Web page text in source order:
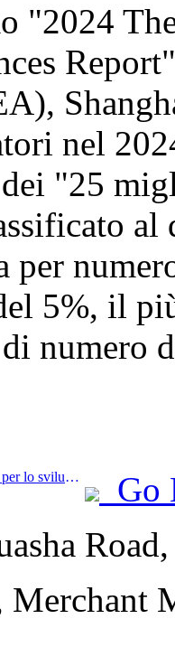
"2024
nel
"25
per
5%, il
numero
Prev:La Commissione nazionale per lo sviluppo e la riforma ha pubblicato il primo lotto di 49 destinazioni sportive all'aperto di alta qualità
Go